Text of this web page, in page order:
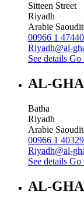
Sitteen Street
Riyadh
Arabie
00966 1
Riyadh@al-
See details Go
AL-
Batha
Riyadh
Arabie
00966 1
Riyadh@al-
See details Go
AL-